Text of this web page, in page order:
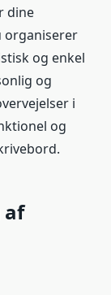
dine
organiserer
og enkel
og
i
og
af